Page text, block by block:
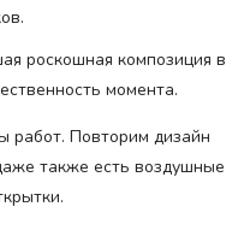
роскошная композиция в
момента.
работ. Повторим дизайн
также есть воздушные